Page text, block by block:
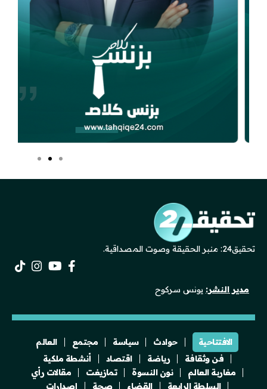
تحقيق24: منبر الحقيقة وصوت المصداقية.
مدير النشر: يونس سركوح
الافتتاحية حوادث سياسة مجتمع
العالم
فن وثقافة
رياضة اقتصاد
أنشطة ملكية
مغاربة العالم
نون النسوة تمازيغت
مقالات رأي
السلطة الرابعة
القضاء صحة إصدارات